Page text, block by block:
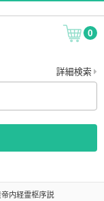
0
詳細検索
内経霊枢序説